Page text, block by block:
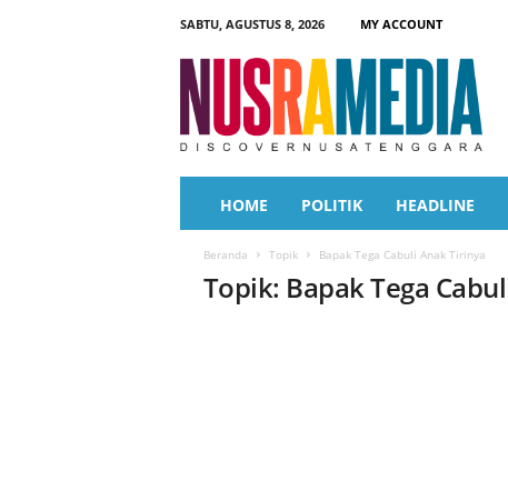
SABTU, AGUSTUS 8, 2026
MY ACCOUNT
a
HOME POLITIK HEADLINE
Beranda Topik Bapak Tega Cabuli Anak Tirinya
Topik: Bapak Tega